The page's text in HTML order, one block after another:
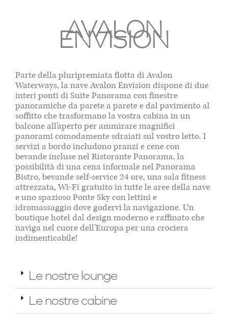
AVALON
ENVISION
Parte della pluripremiata flotta di Avalon
Waterways, la nave Avalon Envision dispone di due
interi ponti di Suite Panorama con finestre
panoramiche da parete a parete e dal pavimento al
soffitto che trasformano la vostra cabina in un
balcone all’aperto per ammirare magnifici
panorami comodamente sdraiati sul vostro letto. I
servizi a bordo includono pranzi e cene con
bevande incluse nel Ristorante Panorama, la
possibilità di una cena informale nel Panorama
Bistro, bevande self-service 24 ore, una sala fitness
attrezzata, Wi-Fi gratuito in tutte le aree della nave
e uno spazioso Ponte Sky con lettini e
idromassaggio dove godervi la navigazione. Un
boutique hotel dal design moderno e raffinato che
naviga nel cuore dell’Europa per una crociera
indimenticabile!
Le nostre lounge
Le nostre cabine